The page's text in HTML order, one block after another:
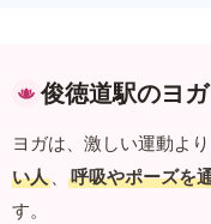
俊徳道駅のヨ
ヨガは、激しい運動よ
い人 、 呼吸やポーズを
す。